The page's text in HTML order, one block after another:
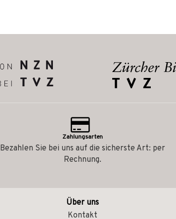
Zahlungsarten
Bezahlen Sie bei uns auf die sicherste Art: per
Rechnung.
Über uns
Kontakt